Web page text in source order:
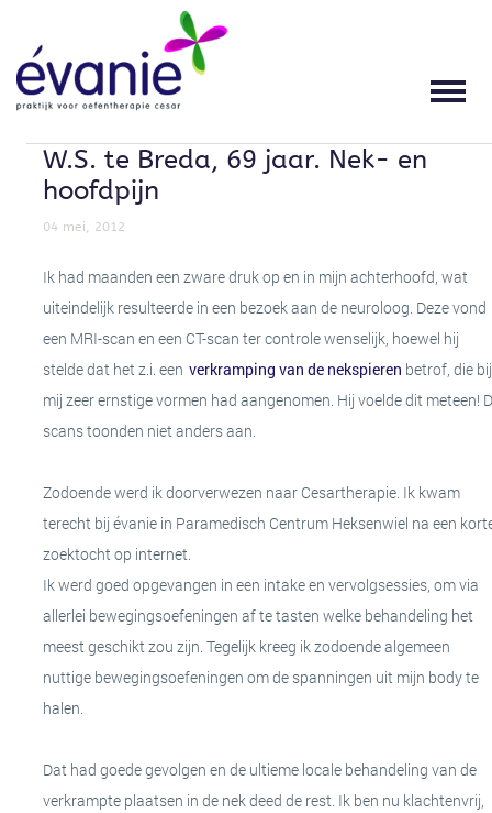
W.S. te Breda, 69 jaar. Nek- en
hoofdpijn
04 mei, 2012
Ik had maanden een zware druk op en in mijn achterhoofd, wat
uiteindelijk resulteerde in een bezoek aan de neuroloog. Deze vond
een MRI-scan en een CT-scan ter controle wenselijk, hoewel hij
stelde dat het z.i. een verkramping van de nekspieren betrof, die bij
mij zeer ernstige vormen had aangenomen. Hij voelde dit meteen!
scans toonden niet anders aan.
Zodoende werd ik doorverwezen naar Cesartherapie. Ik kwam
terecht bij évanie in Paramedisch Centrum Heksenwiel na een
zoektocht op internet.
Ik werd goed opgevangen in een intake en vervolgsessies, om via
allerlei bewegingsoefeningen af te tasten welke behandeling het
meest geschikt zou zijn. Tegelijk kreeg ik zodoende algemeen
nuttige bewegingsoefeningen om de spanningen uit mijn body te
halen.
Dat had goede gevolgen en de ultieme locale behandeling van de
verkrampte plaatsen in de nek deed de rest. Ik ben nu klachtenvrij,
OEFENTHERAPIE
WAT IS OEFENTHERAPIE?
VOOR WIE IS OEFENTHERAPIE
GESCHIKT?
GROEPSLESSEN
HOOFDPIJN EN
NEK-, SCHOUDER EN ARMKLACHTEN
HEUP-, KNIE- EN VOETKLACHTEN
KLACHTEN
CHRONISCHE KLACHTEN
NEUROLOGISCHE KLACHTEN
REUMATISCHE AANDOENINGEN
BEWEGINGSAFWIJKINGEN
SLAAPOEFENTHERAPIE
ADEM- EN ONTSPANNINGSTHERAPIE
SENSORISCHE INTEGRATIE
WERKPLEKADVISERING
TERUG
TERUG
THERAPEUTEN
STEPHANIE BEERS
TERUG
PRAKTIJK
LOCATIES
GEZONDHEIDSCENTRUM DORST ZORG
TERUGOPENINGSTIJDEN
VERGOEDINGEN
MISSIE EN VISIE
DOWNLOADS
SAMENWERKINGSPARTNERS
PRIVACY VERKLARING
TERUG